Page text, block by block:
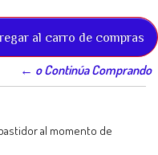
← o Continúa Comprando
al momento de